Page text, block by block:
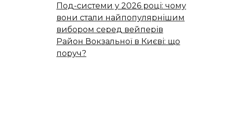
Под-системи у 2026 році: чому
вони стали найпопулярнішим
вибором серед вейперів
Район Вокзальної в Києві: що
поруч?